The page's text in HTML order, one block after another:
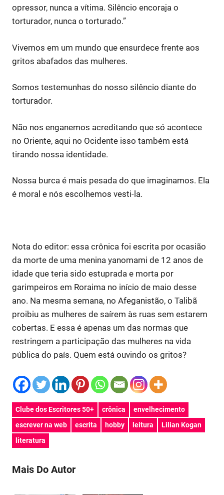
opressor, nunca a vítima. Silêncio encoraja o
torturador, nunca o torturado.”
Vivemos em um mundo que ensurdece frente aos
gritos abafados das mulheres.
Somos testemunhas do nosso silêncio diante do
torturador.
Não nos enganemos acreditando que só acontece
no Oriente, aqui no Ocidente isso também está
tirando nossa identidade.
Nossa burca é mais pesada do que imaginamos. Ela
é moral e nós escolhemos vesti-la.
Nota do editor: essa crônica foi escrita por ocasião
da morte de uma menina yanomami de 12 anos de
idade que teria sido estuprada e morta por
garimpeiros em Roraima no início de maio desse
ano. Na mesma semana, no Afeganistão, o Talibã
proibiu as mulheres de saírem às ruas sem estarem
cobertas. E essa é apenas um das normas que
restringem a participação das mulheres na vida
pública do país. Quem está ouvindo os gritos?
Clube dos Escritores 50+ crônica
envelhecimento
escrever na web
escrita hobby leitura
Lilian Kogan
literatura
Mais Do Autor